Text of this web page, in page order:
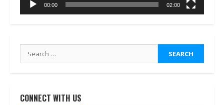
00:00 02:00
Search
for:
CONNECT WITH US